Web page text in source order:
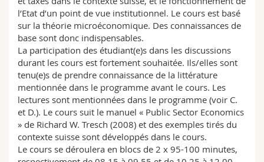
l’Etat d’un point de vue institutionnel. Le cours est basé
sur la théorie microéconomique. Des connaissances de
base sont donc indispensables.
La participation des étudiant(e)s dans les discussions
durant les cours est fortement souhaitée. Ils/elles sont
tenu(e)s de prendre connaissance de la littérature
mentionnée dans le programme avant le cours. Les
lectures sont mentionnées dans le programme (voir C.
et D.). Le cours suit le manuel « Public Sector Economics
» de Richard W. Tresch (2008) et des exemples tirés du
contexte suisse sont développés dans le cours.
Le cours se déroulera en blocs de 2 x 95-100 minutes,